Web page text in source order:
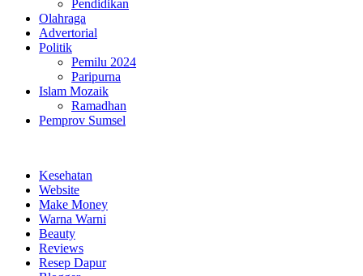
Pendidikan
Olahraga
Advertorial
Politik
Pemilu 2024
Paripurna
Islam Mozaik
Ramadhan
Pemprov Sumsel
Kesehatan
Website
Make Money
Warna Warni
Beauty
Reviews
Resep Dapur